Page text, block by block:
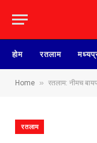
होम रतलाम
Home » रतलाम: नीमच बायपास पर हुई
रतलाम